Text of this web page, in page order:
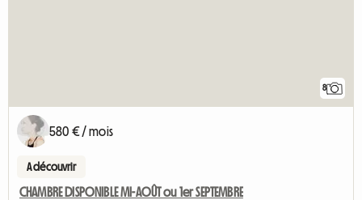
8
580 € / mois
A découvrir
CHAMBRE DISPONIBLE MI-AOÛT ou 1er SEPTEMBRE